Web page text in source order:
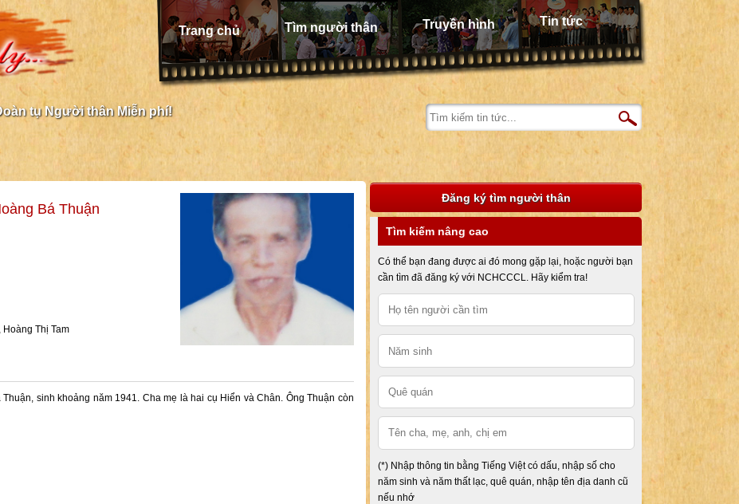
Trang chủ Tìm người thân Truyền hình Tin tức
tụ Người thân Miễn phí!
Bá Thuận
Thị Tam
sinh khoảng năm 1941. Cha mẹ là hai cụ Hiển và Chân. Ông Thuận còn
Đăng ký tìm người thân
Tìm kiếm nâng cao
Có thể bạn đang được ai đó mong gặp lại, hoặc người bạn
cần tìm đã đăng ký với NCHCCCL. Hãy kiểm tra!
(*) Nhập thông tin bằng Tiếng Việt có dấu, nhập số cho
năm sinh và năm thất lạc, quê quán, nhập tên địa danh cũ
nếu nhớ